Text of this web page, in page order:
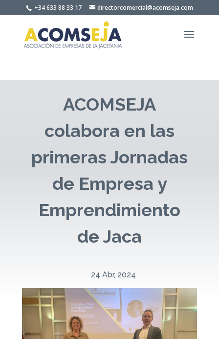
to
+34 633 88 33 17 directorcomercial@acomseja.com
ACOMSEJA
colabora en las
primeras Jornadas
de Empresa y
Emprendimiento
de Jaca
24 Abr, 2024